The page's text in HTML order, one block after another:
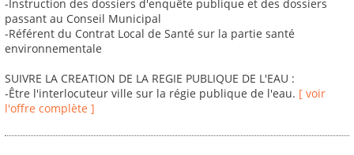
-Instruction des dossiers d'enquête publique et des dossiers
passant au Conseil Municipal
-Référent du Contrat Local de Santé sur la partie santé
environnementale
SUIVRE LA CREATION DE LA REGIE PUBLIQUE DE L'EAU :
-Être l'interlocuteur ville sur la régie publique de l'eau. [ voir
l'offre complète ]